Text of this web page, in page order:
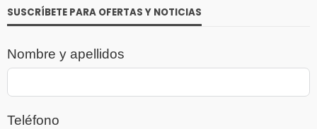
SUSCRÍBETE PARA OFERTAS Y NOTICIAS
Nombre y apellidos
Teléfono